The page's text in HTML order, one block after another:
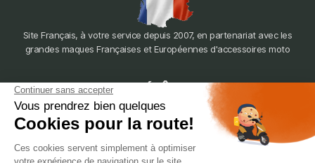
Site Français, à votre service depuis 2007, en partenariat avec les
grandes maques Françaises et Européennes d'accessoires moto